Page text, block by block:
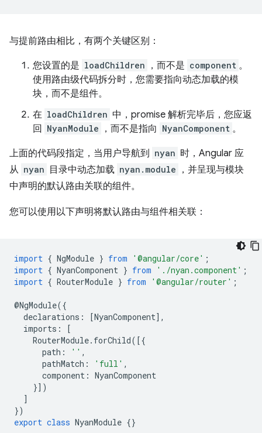
与提前路由相比，有两个关键区别：
您设置的是 loadChildren ，而不是 component 。
使用路由级代码拆分时，您需要指向动态加载的模
块，而不是组件。
在 loadChildren 中，promise 解析完毕后，您应返
回
NyanModule ，而不是指向 NyanComponent 。
上面的代码段指定，当用户导航到 nyan 时，Angular 应
从 nyan 目录中动态加载 nyan.module
，并呈现与模块
中声明的默认路由关联的组件。
您可以使用以下声明将默认路由与组件相关联：
import { NgModule } from '@angular/core' ;
import { NyanComponent } from './nyan.component' ;
import { RouterModule } from '@angular/router' ;
@NgModule({
declarations : [NyanComponent],
imports :
[
RouterModule. forChild([{
path : '' ,
pathMatch : 'full' ,
component : NyanComponent
}])
]
})
export class NyanModule {}